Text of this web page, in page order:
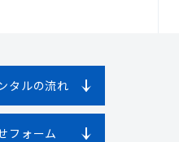
タルの流れ
フォーム